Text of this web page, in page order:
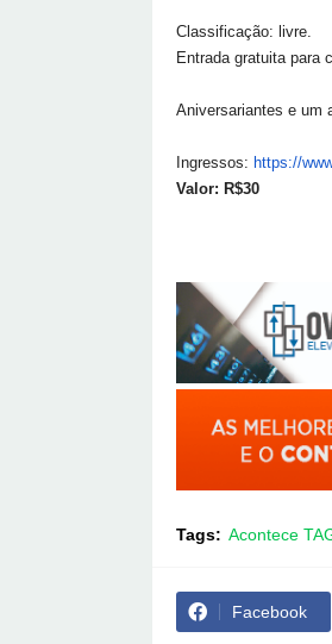
Classificação: livre.
Entrada gratuita para
Aniversariantes e um
Ingressos: https://
Valor: R$30
Tags: Acontece
Facebook